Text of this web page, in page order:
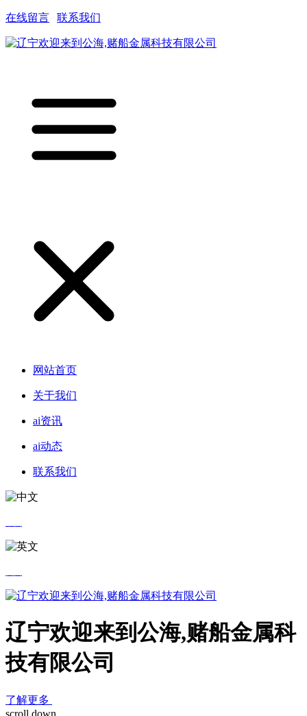
在线留言 联系我们
网站首页
关于我们
ai资讯
ai动态
联系我们
辽宁欢迎来到公海,赌船金属科
技有限公司
了解更多
scroll down